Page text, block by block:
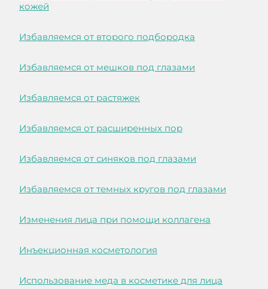
кожей
Избавляемся от второго подбородка
Избавляемся от мешков под глазами
Избавляемся от растяжек
Избавляемся от расширенных пор
Избавляемся от синяков под глазами
Избавляемся от темных кругов под глазами
Изменения лица при помощи коллагена
Инъекционная косметология
Использование меда в косметике для лица